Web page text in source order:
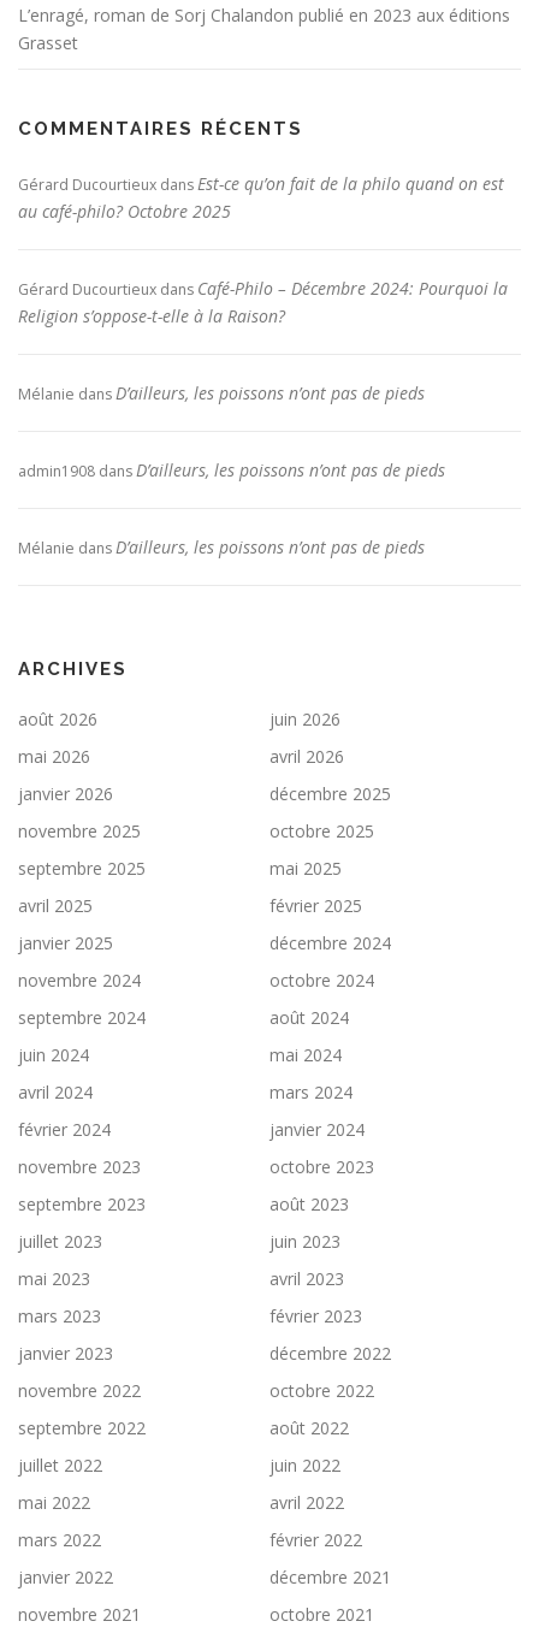
L’enragé, roman de Sorj Chalandon publié en 2023 aux éditions
Grasset
COMMENTAIRES RÉCENTS
Gérard Ducourtieux dansEst-ce qu’on fait de la philo quand on est
au café-philo? Octobre 2025
Gérard Ducourtieux dans Café-Philo – Décembre 2024: Pourquoi la
Religion s’oppose-t-elle à la Raison?
Mélanie dansD’ailleurs, les poissons n’ont pas de pieds
admin1908 dansD’ailleurs, les poissons n’ont pas de pieds
Mélanie dansD’ailleurs, les poissons n’ont pas de pieds
ARCHIVES
août 2026
juin 2026
mai 2026
avril 2026
janvier 2026
décembre 2025
novembre 2025
octobre 2025
septembre 2025
mai 2025
avril 2025
février 2025
janvier 2025
décembre 2024
novembre 2024
octobre 2024
septembre 2024
août 2024
juin 2024
mai 2024
avril 2024
mars 2024
février 2024
janvier 2024
novembre 2023
octobre 2023
septembre 2023
août 2023
juillet 2023
juin 2023
mai 2023
avril 2023
mars 2023
février 2023
janvier 2023
décembre 2022
novembre 2022
octobre 2022
septembre 2022
août 2022
juillet 2022
juin 2022
mai 2022
avril 2022
mars 2022
février 2022
janvier 2022
décembre 2021
novembre 2021
octobre 2021